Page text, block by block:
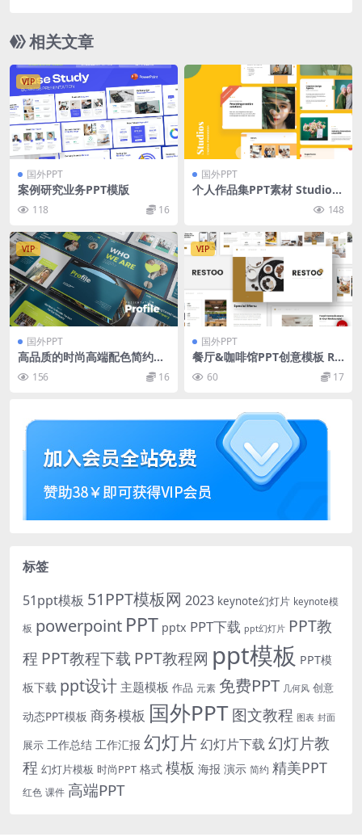
相关文章
VIP
国外PPT
案例研究业务PPT模版
118 16
国外PPT
个人作品集PPT素材 Studios
– Creative Power Point Pre
148
VIP
国外PPT
高品质的时尚高端配色简约多
用途powerpoint幻灯片演示
模板（pptx）
156 16
VIP
国外PPT
餐厅&咖啡馆PPT创意模板 Re
staurant & Cafe PowerPoin
t Template
60 17
标签
51ppt模板 51PPT模板网 2023 keynote幻灯片 keynote模
板 powerpoint PPT pptx PPT下载 ppt幻灯片 PPT教
程 PPT教程下载 PPT教程网 ppt模板 PPT模
板下载 ppt设计 主题模板 作品 元素 免费PPT 几何风 创意
动态PPT模板 商务模板 国外PPT图文教程 图表 封面
展示 工作总结 工作汇报 幻灯片 幻灯片下载 幻灯片教
程 幻灯片模板 时尚PPT 格式 模板 海报 演示 简约 精美PPT
红色 课件 高端PPT